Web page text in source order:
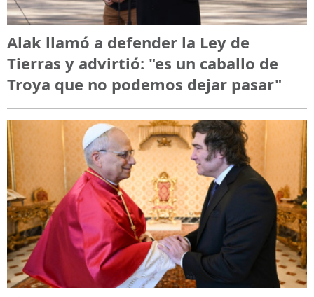
Alak llamó a defender la Ley de
Tierras y advirtió: "es un caballo de
Troya que no podemos dejar pasar"